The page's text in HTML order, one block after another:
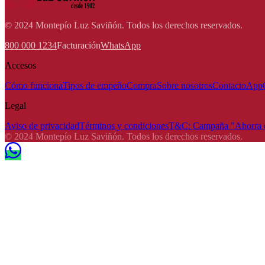
© 2024 Montepío Luz Saviñón. Todos los derechos reservados.
800 000 1234FacturaciónWhatsApp
Accesos
Cómo funcionaTipos de empeñoCompraSobre nosotrosContactoApp
Legal
Aviso de privacidadTérminos y condicionesT&C: Campaña "Ahorra
© 2024 Montepío Luz Saviñón. Todos los derechos reservados.